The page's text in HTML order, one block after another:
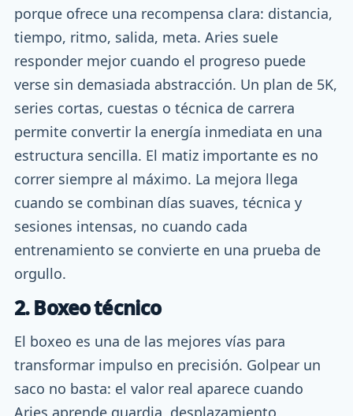
porque ofrece una recompensa clara: distancia,
tiempo, ritmo, salida, meta. Aries suele
responder mejor cuando el progreso puede
verse sin demasiada abstracción. Un plan de 5K,
series cortas, cuestas o técnica de carrera
permite convertir la energía inmediata en una
estructura sencilla. El matiz importante es no
correr siempre al máximo. La mejora llega
cuando se combinan días suaves, técnica y
sesiones intensas, no cuando cada
entrenamiento se convierte en una prueba de
orgullo.
2. Boxeo técnico
El boxeo es una de las mejores vías para
transformar impulso en precisión. Golpear un
saco no basta: el valor real aparece cuando
Aries aprende guardia, desplazamiento,